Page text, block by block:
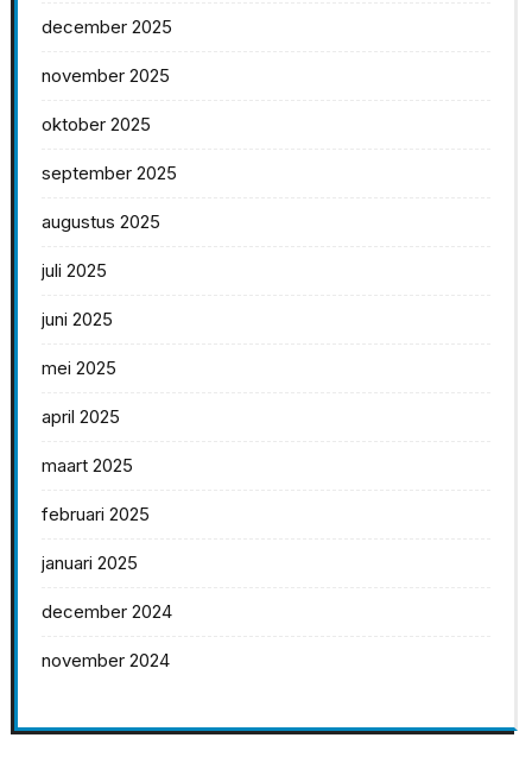
december 2025
november 2025
oktober 2025
september 2025
augustus 2025
juli 2025
juni 2025
mei 2025
april 2025
maart 2025
februari 2025
januari 2025
december 2024
november 2024